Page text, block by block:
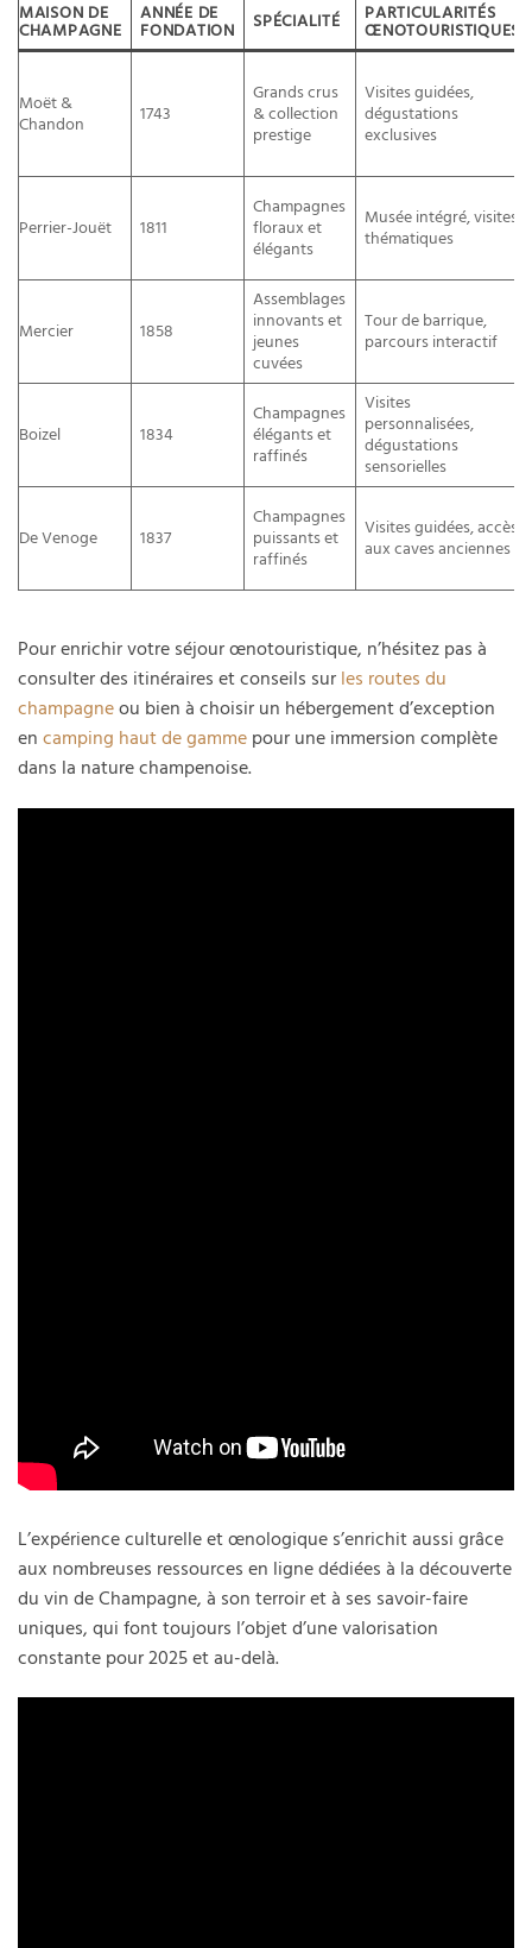
MAISON DE
CHAMPAGNE
ANNÉE DE
FONDATION SPÉCIALITÉ PARTICULARITÉS
ŒNOTOURISTIQUES
Moët &
Chandon
1743
Grands crus
& collection
prestige
Visites guidées,
dégustations
exclusives
Perrier-Jouët 1811
Champagnes
floraux et
élégants
Musée intégré, visites
thématiques
Mercier 1858
Assemblages
innovants et
jeunes
cuvées
Tour de barrique,
parcours interactif
Boizel 1834
Champagnes
élégants et
raffinés
Visites
personnalisées,
dégustations
sensorielles
De Venoge 1837
Champagnes
puissants et
raffinés
Visites guidées, accès
aux caves anciennes
Pour enrichir votre séjour œnotouristique, n’hésitez pas à
consulter des itinéraires et conseils sur les routes du
champagneou bien à choisir un hébergement d’exception
en camping haut de gamme pour une immersion complète
dans la nature champenoise.
L’expérience culturelle et œnologique s’enrichit aussi grâce
aux nombreuses ressources en ligne dédiées à la découverte
du vin de Champagne, à son terroir et à ses savoir-faire
uniques, qui font toujours l’objet d’une valorisation
constante pour 2025 et au-delà.